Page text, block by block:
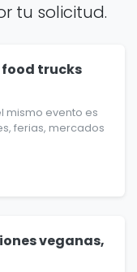
tu solicitud.
food trucks
mismo evento es
ferias, mercados
veganas,